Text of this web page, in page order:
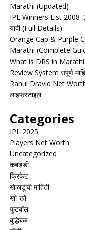
Marathi (Updated)
IPL Winners List
यादी (Full Details)
Orange Cap & Purple
Marathi (Complete
What is DRS in
Review System संपूर्ण
Rahul Dravid Net Worth
लाइफस्टाइल
Categories
IPL 2025
Players Net Worth
Uncategorized
कबड्डी
क्रिकेट
खेळाडूंची माहिती
खो-खो
फुटबॉल
बुद्धिबळ